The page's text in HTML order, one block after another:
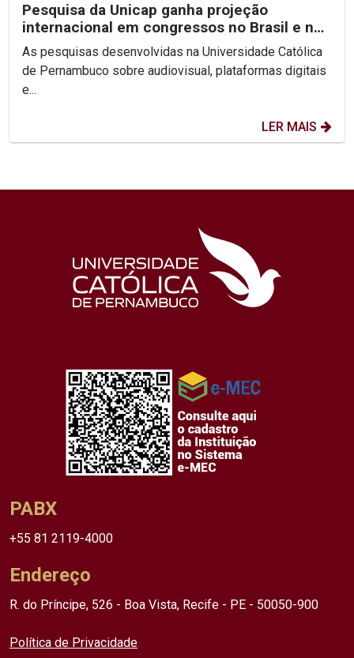
Pesquisa da Unicap ganha projeção
internacional em congressos no Brasil e no
México
As pesquisas desenvolvidas na Universidade Católica
de Pernambuco sobre audiovisual, plataformas digitais
e...
LER MAIS
PABX
+55 81 2119-4000
Endereço
R. do Príncipe, 526 - Boa Vista, Recife - PE - 50050-900
Política de Privacidade